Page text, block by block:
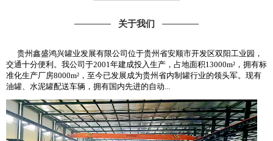
关于我们
贵州鑫盛鸿兴罐业发展有限公司位于贵州省安顺市开发区双阳工业园，
交通十分便利。我公司于2001年建成投入生产，占地面积13000m²，拥有标
准化生产厂房8000m²，至今已发展成为贵州省内制罐行业的领头军。现有
油罐、水泥罐配送车辆，拥有国内先进的自动...